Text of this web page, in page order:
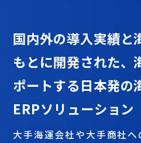
国内外の導入実績と
もとに開発された、
ポートする日本発の
ERPソリューション
大手海運会社や大手商社